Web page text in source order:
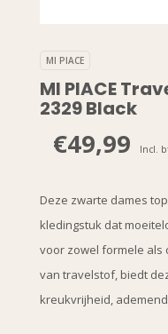
MI PIACE
MI PIACE
2329 Black
€49,99 Incl.
Deze zwarte dames
kledingstuk dat
voor zowel formele als
van travelstof, biedt
kreukvrijheid,